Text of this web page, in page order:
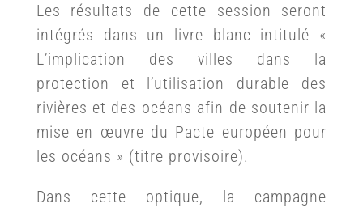
Les résultats de cette session seront
intégrés dans un livre blanc intitulé «
L’implication des villes dans la
protection et l’utilisation durable des
rivières et des océans afin de soutenir la
mise en œuvre du Pacte européen pour
les océans » (titre provisoire).
Dans cette optique, la campagne